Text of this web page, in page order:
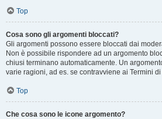
Top
Cosa sono gli argomenti bloccati?
Gli argomenti possono essere bloccati dai
Non è possibile rispondere ad un argomento
chiusi terminano automaticamente. Un
varie ragioni, ad es. se contravviene ai Termini
Top
Che cosa sono le icone argomento?